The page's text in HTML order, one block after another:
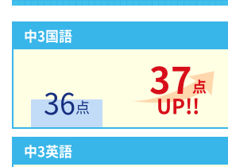
中3国語
36点
37点
UP!!
中3英語